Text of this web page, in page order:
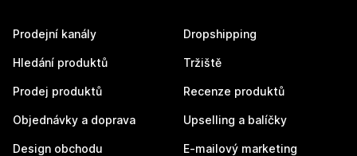
Prodejní kanály
Hledání produktů
Prodej produktů
Objednávky a doprava
Design obchodu
Dropshipping
Tržiště
Recenze produktů
Upselling a balíčky
E-mailový marketing